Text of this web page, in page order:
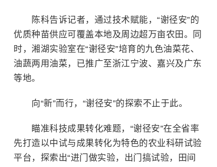
陈科告诉记者，通过技术赋能，“谢径安”的
优质种苗供应可覆盖本地及周边超万亩农田。同
时，湘湖实验室在“谢径安”培育的九色油菜花、
油蔬两用油菜，已推广至浙江宁波、嘉兴及广东
等地。
向“新”而行，“谢径安”的探索不止于此。
瞄准科技成果转化难题，“谢径安”在全省率
先打造以中试与成果转化为特色的农业科研试验
平台，探索出“进门做实验，出门搞试验，田间